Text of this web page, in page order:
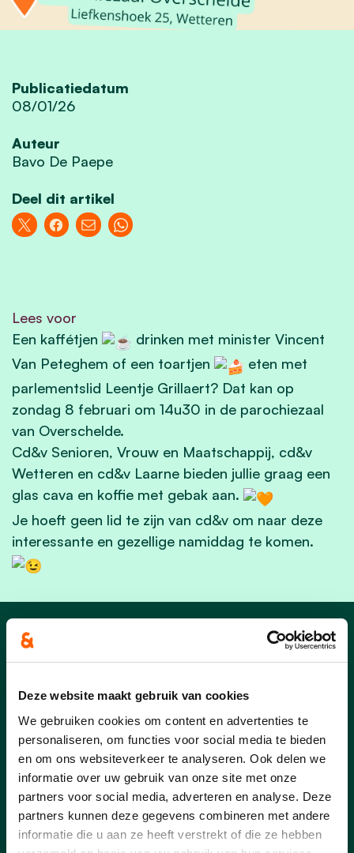
Deze website maakt gebruik van cookies
We gebruiken cookies om content en advertenties te
personaliseren, om functies voor social media te bieden
en om ons websiteverkeer te analyseren. Ook delen we
informatie over uw gebruik van onze site met onze
partners voor social media, adverteren en analyse. Deze
partners kunnen deze gegevens combineren met andere
informatie die u aan ze heeft verstrekt of die ze hebben
Publicatiedatum
08/01/26
Auteur
Bavo De Paepe
Deel dit artikel
Lees voor
Een kaffétjen
drinken met minister Vincent
Van Peteghem of een toartjen
eten met
parlementslid Leentje Grillaert? Dat kan op
zondag 8 februari om 14u30 in de parochiezaal
van Overschelde.
Cd&v Senioren, Vrouw en Maatschappij, cd&v
Wetteren en cd&v Laarne bieden jullie graag een
glas cava en koffie met gebak aan.
Je hoeft geen lid te zijn van cd&v om naar deze
interessante en gezellige namiddag te komen.
Nieuws